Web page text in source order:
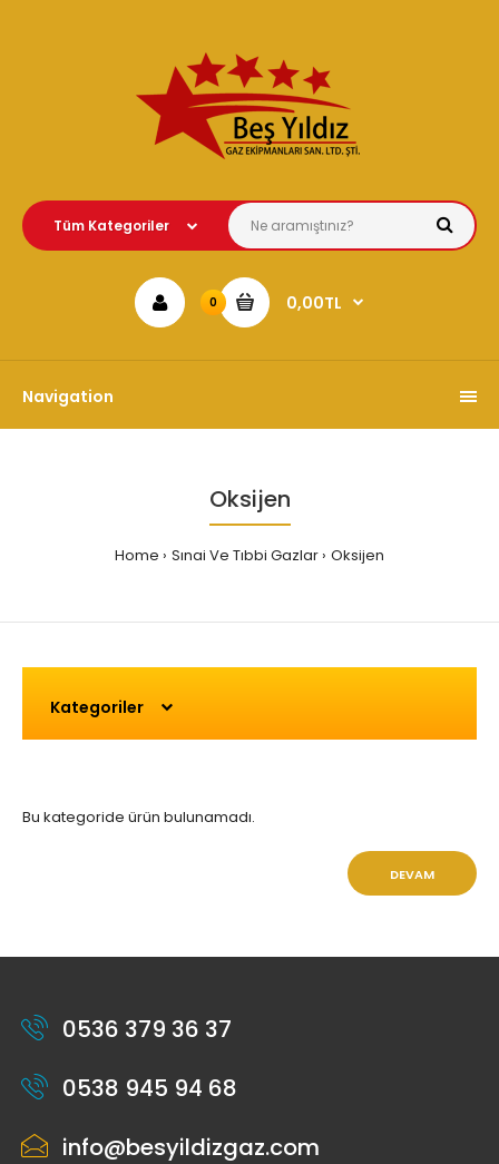
0 0,00TL
Navigation
Oksijen
Home Sınai Ve Tıbbi Gazlar Oksijen
Kategoriler
Bu kategoride ürün bulunamadı.
DEVAM
0536 379 36 37
0538 945 94 68
info@besyildizgaz.com